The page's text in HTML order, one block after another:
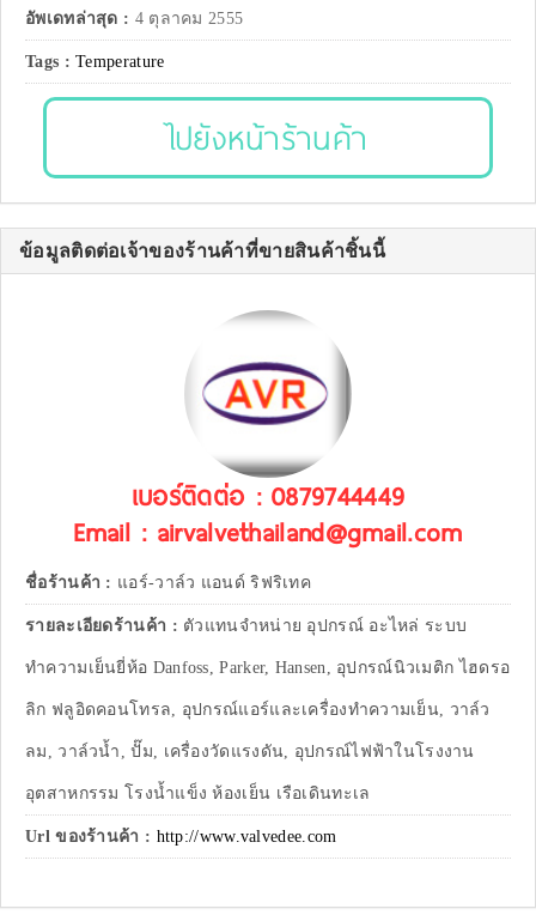
อัพเดทล่าสุด : 4 ตุลาคม 2555
Tags :Temperature
ไปยังหน้าร้านค้า
ข้อมูลติดต่อเจ้าของร้านค้าที่ขายสินค้าชิ้นนี้
เบอร์ติดต่อ : 0879744449
Email : airvalvethailand@gmail.com
ชื่อร้านค้า : แอร์-วาล์ว แอนด์ ริฟริเทค
รายละเอียดร้านค้า : ตัวแทนจำหน่าย อุปกรณ์ อะไหล่ ระบบ
ทำความเย็นยี่ห้อ Danfoss, Parker, Hansen, อุปกรณ์นิวเมติก ไฮดรอ
ลิก ฟลูอิดคอนโทรล, อุปกรณ์แอร์และเครื่องทำความเย็น, วาล์ว
ลม, วาล์วน้ำ, ปั๊ม, เครื่องวัดแรงดัน, อุปกรณ์ไฟฟ้าในโรงงาน
อุตสาหกรรม โรงน้ำแข็ง ห้องเย็น เรือเดินทะเล
Url ของร้านค้า : http://www.valvedee.com